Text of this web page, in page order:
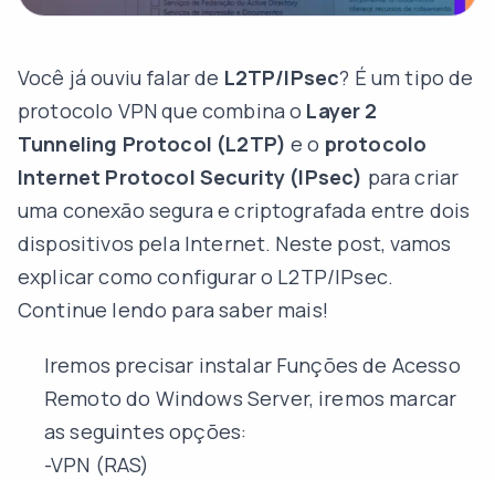
Você já ouviu falar de L2TP/IPsec? É um tipo de
protocolo VPN que combina o Layer 2
Tunneling Protocol (L2TP) e o protocolo
Internet Protocol Security (IPsec) para criar
uma conexão segura e criptografada entre dois
dispositivos pela Internet. Neste post, vamos
explicar como configurar o L2TP/IPsec.
Continue lendo para saber mais!
Iremos precisar instalar Funções de Acesso
Remoto do Windows Server, iremos marcar
as seguintes opções:
-VPN (RAS)